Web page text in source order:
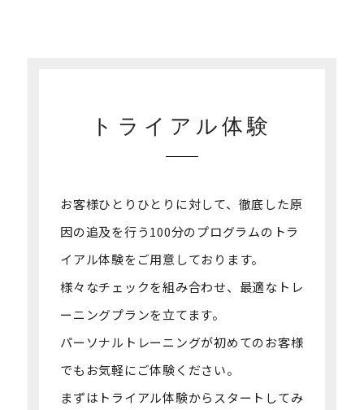
トライアル体験
お客様ひとりひとりに対して、徹底した原
因の追及を行う100分のプログラムの トラ
イアル体験をご用意しております。
様々なチェックを組み合わせ、最適なトレ
ーニングプランを立てます。
パーソナルトレーニングが初めてのお客様
でもお気軽にご体験ください。
まずはトライアル体験からスタートしてみ